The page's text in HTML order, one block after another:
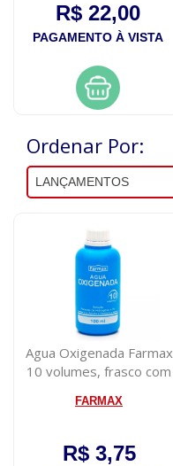
R$ 22,00
PAGAMENTO À VISTA
Ordenar Por:
Agua Oxigenada Farmax
10 volumes, frasco com
FARMAX
R$ 3,75